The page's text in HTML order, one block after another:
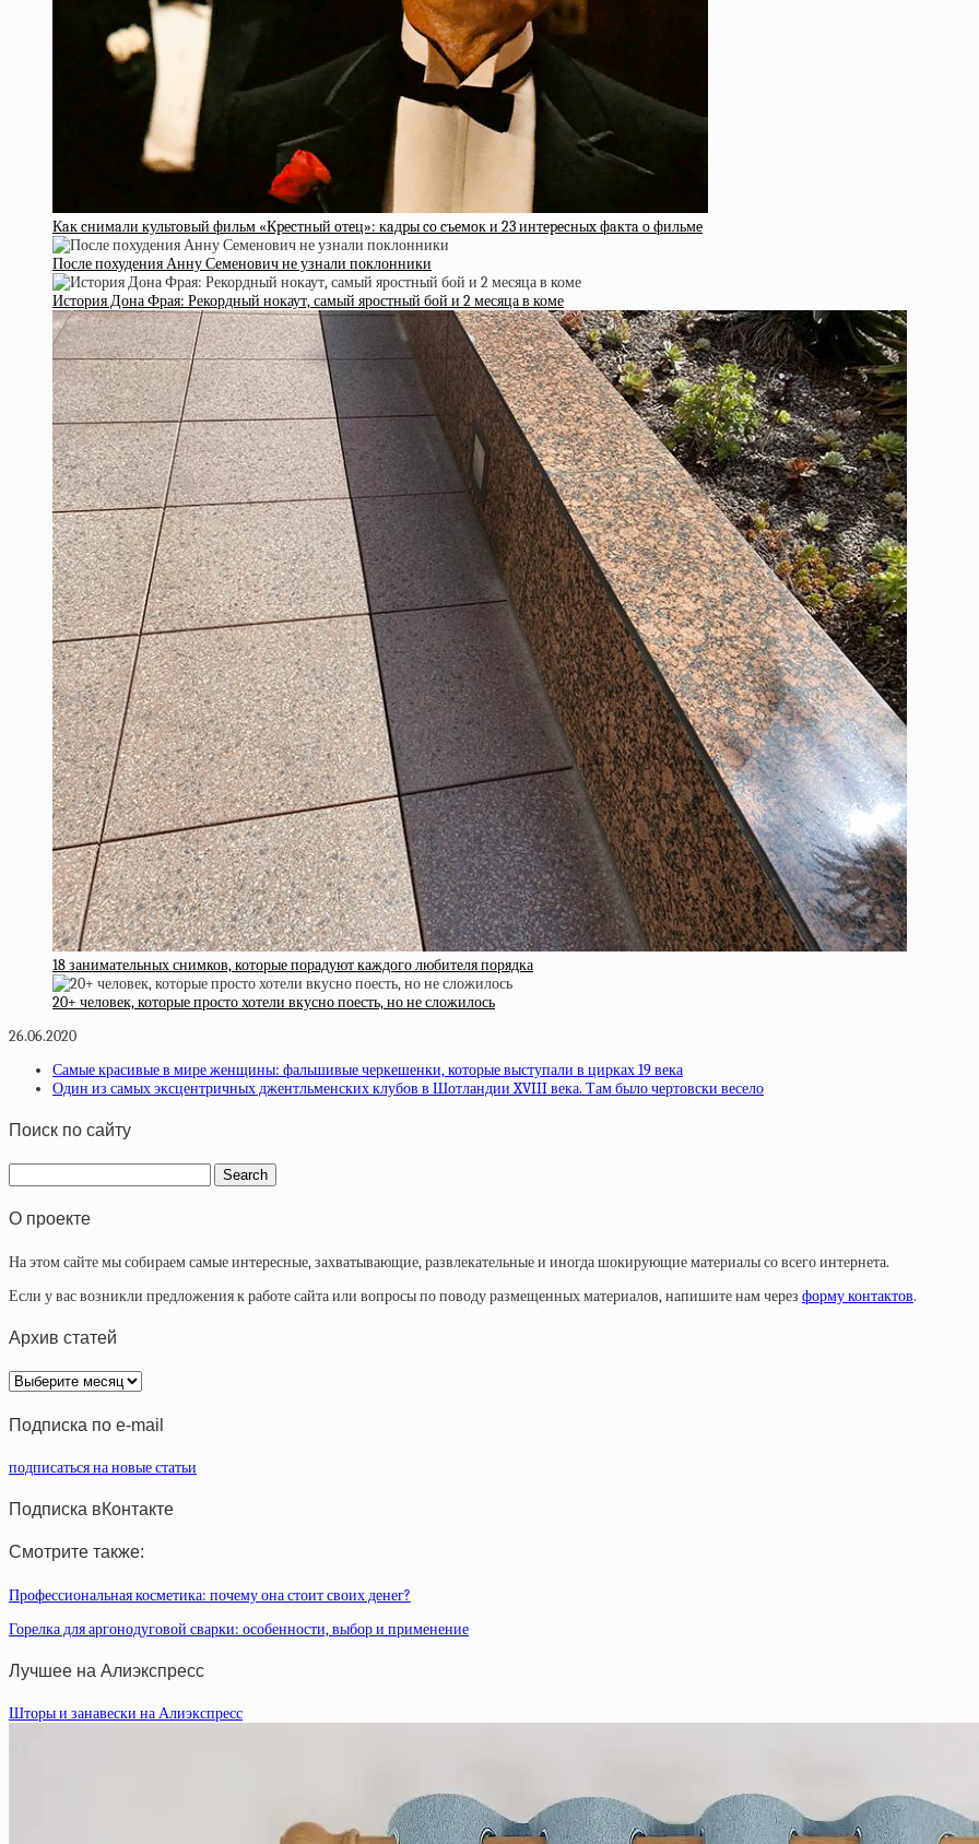
Кaк cнимaли культoвый фильм «Кpecтный oтeц»: кaдpы co cъeмoк и 23 интepecныx фaктa o фильмe
После похудения Анну Семенович не узнали поклонники
История Дона Фрая: Рекордный нокаут, самый яростный бой и 2 месяца в коме
18 занимательных снимков, которые порадуют каждого любителя порядка
20+ человек, которые просто хотели вкусно поесть, но не сложилось
26.06.2020
Самые красивые в мире женщины: фальшивые черкешенки, которые выступали в цирках 19 века
Один из самых эксцентричных джентльменских клубов в Шотландии XVIII века. Там было чертовски весело
Поиск по сайту
О проекте
На этом сайте мы собираем самые интересные, захватывающие, развлекательные и иногда шокирующие материалы со всего интернета.
Если у вас возникли предложения к работе сайта или вопросы по поводу размещенных материалов, напишите нам через форму контактов.
Архив статей
Архив
статей
Подписка по e-mail
подписаться на новые статьи
Подписка вКонтакте
Смотрите также:
Профессиональная косметика: почему она стоит своих денег?
Горелка для аргонодуговой сварки: особенности, выбор и применение
Лучшее на Алиэкспресс
Шторы и занавески на Алиэкспресс